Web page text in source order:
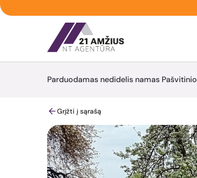
Parduodamas nedidelis namas
Grįžti į sąrašą